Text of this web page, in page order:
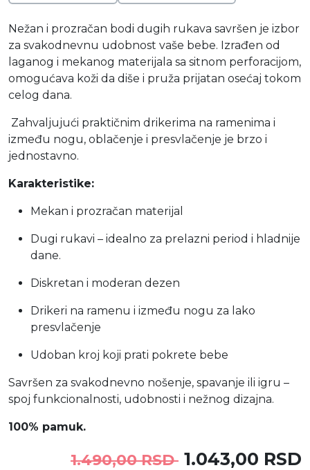
Nežan i prozračan bodi dugih rukava savršen je izbor
za svakodnevnu udobnost vaše bebe. Izrađen od
laganog i mekanog materijala sa sitnom perforacijom,
omogućava koži da diše i pruža prijatan osećaj tokom
celog dana.
Zahvaljujući praktičnim drikerima na ramenima i
između nogu, oblačenje i presvlačenje je brzo i
jednostavno.
Karakteristike:
Mekan i prozračan materijal
Dugi rukavi – idealno za prelazni period i hladnije
dane.
Diskretan i moderan dezen
Drikeri na ramenu i između nogu za lako
presvlačenje
Udoban kroj koji prati pokrete bebe
Savršen za svakodnevno nošenje, spavanje ili igru –
spoj funkcionalnosti, udobnosti i nežnog dizajna.
100% pamuk.
1.490,00 RSD 1.043,00 RSD